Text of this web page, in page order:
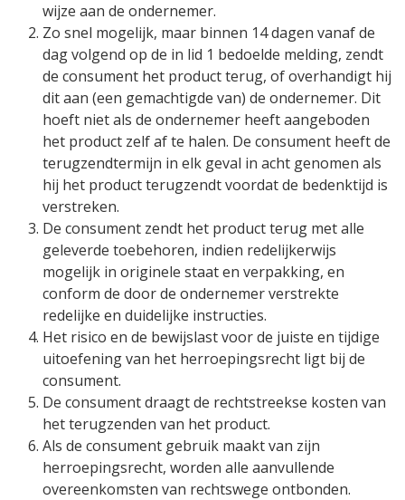
wijze aan de ondernemer.
Zo snel mogelijk, maar binnen 14 dagen vanaf de
dag volgend op de in lid 1 bedoelde melding, zendt
de consument het product terug, of overhandigt hij
dit aan (een gemachtigde van) de ondernemer. Dit
hoeft niet als de ondernemer heeft aangeboden
het product zelf af te halen. De consument heeft de
terugzendtermijn in elk geval in acht genomen als
hij het product terugzendt voordat de bedenktijd is
verstreken.
De consument zendt het product terug met alle
geleverde toebehoren, indien redelijkerwijs
mogelijk in originele staat en verpakking, en
conform de door de ondernemer verstrekte
redelijke en duidelijke instructies.
Het risico en de bewijslast voor de juiste en tijdige
uitoefening van het herroepingsrecht ligt bij de
consument.
De consument draagt de rechtstreekse kosten van
het terugzenden van het product.
Als de consument gebruik maakt van zijn
herroepingsrecht, worden alle aanvullende
overeenkomsten van rechtswege ontbonden.